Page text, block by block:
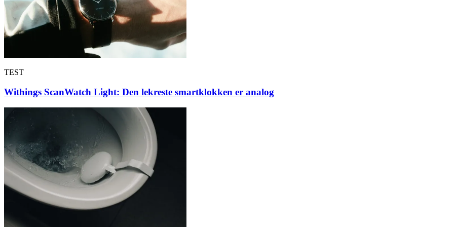
TEST
Withings ScanWatch Light: Den lekreste smartklokken er analog